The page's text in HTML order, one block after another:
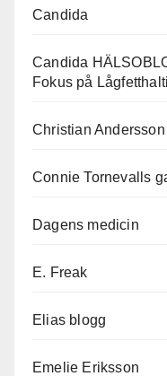
Candida
Candida
Fokus på
Christian Andersson
Connie Tornevalls
Dagens medicin
E. Freak
Elias blogg
Emelie Eriksson